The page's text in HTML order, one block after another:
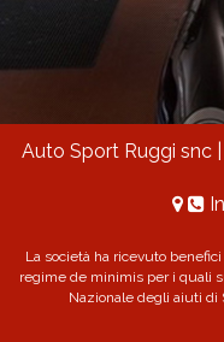
Auto Sport Ruggi snc
La società ha ricevuto
regime de minimis per i quali
Nazionale degli aiuti di